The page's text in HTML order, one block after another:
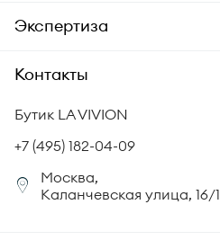
Аксессуары
Гарантия подлинности
Комплект документов
Политика возврата
Сертификация бриллиантов
Юридическая информация
О компании
СМИ о нас
Корпоративный портал
Экспертиза
Академия LA VIVION
Статьи
Контакты
Бутик LA VIVION
+7 (495) 182-04-09
Москва,
Каланчевская улица, 16/1